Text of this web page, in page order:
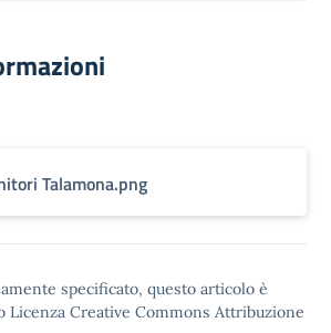
Talamona.png
specificato, questo articolo è
Licenza Creative Commons Attribuzione